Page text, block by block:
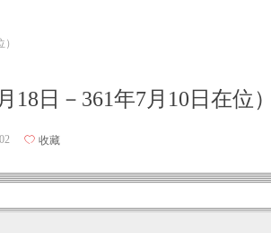
日－361年7月10日在位）
ꄀ 收藏